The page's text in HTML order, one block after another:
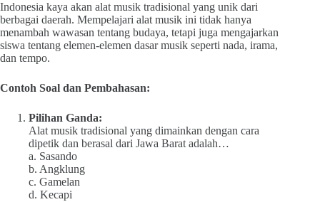
Indonesia kaya akan alat musik tradisional yang unik dari
berbagai daerah. Mempelajari alat musik ini tidak hanya
menambah wawasan tentang budaya, tetapi juga mengajarkan
siswa tentang elemen-elemen dasar musik seperti nada, irama,
dan tempo.
Contoh Soal dan Pembahasan:
Pilihan Ganda:
Alat musik tradisional yang dimainkan dengan cara
dipetik dan berasal dari Jawa Barat adalah…
a. Sasando
b. Angklung
c. Gamelan
d. Kecapi